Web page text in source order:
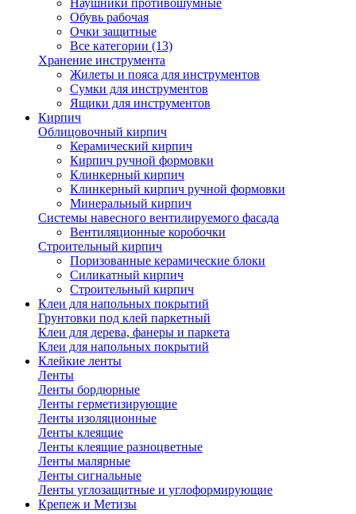
Наушники противошумные
Обувь рабочая
Очки защитные
Все категории (13)
Хранение инструмента
Жилеты и пояса для инструментов
Сумки для инструментов
Ящики для инструментов
Кирпич
Облицовочный кирпич
Керамический кирпич
Кирпич ручной формовки
Клинкерный кирпич
Клинкерный кирпич ручной формовки
Минеральный кирпич
Системы навесного вентилируемого фасада
Вентиляционные коробочки
Строительный кирпич
Поризованные керамические блоки
Силикатный кирпич
Строительный кирпич
Клеи для напольных покрытий
Грунтовки под клей паркетный
Клеи для дерева, фанеры и паркета
Клеи для напольных покрытий
Клейкие ленты
Ленты
Ленты бордюрные
Ленты герметизирующие
Ленты изоляционные
Ленты клеящие
Ленты клеящие разноцветные
Ленты малярные
Ленты сигнальные
Ленты углозащитные и углоформирующие
Крепеж и Метизы